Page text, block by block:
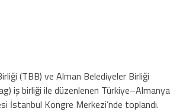
(TBB) ve Alman Belediyeler Birliği
iş birliği ile düzenlenen Türkiye–Almanya
İstanbul Kongre Merkezi’nde toplandı.